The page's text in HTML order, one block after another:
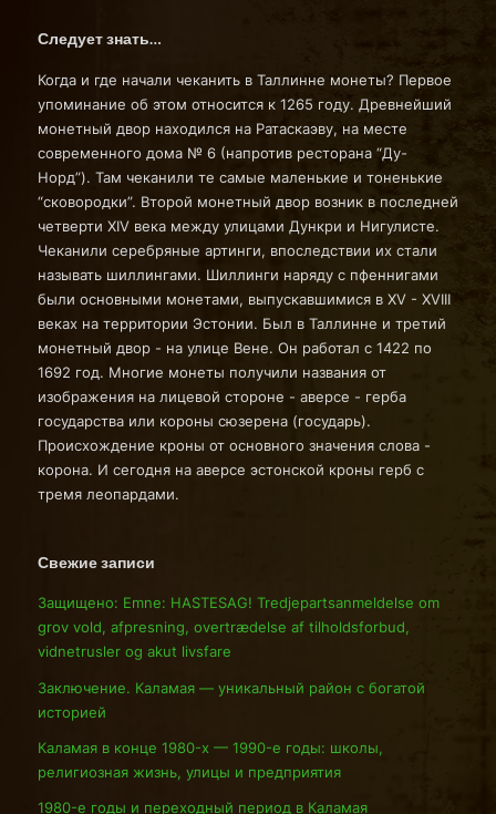
Следует знать…
Когда и где начали чеканить в Таллинне монеты? Первое
упоминание об этом относится к 1265 году. Древнейший
монетный двор находился на Ратаскаэву, на месте
современного дома № 6 (напротив ресторана “Ду-
Норд”). Там чеканили те самые маленькие и тоненькие
“сковородки”. Второй монетный двор возник в последней
четверти ХIV века между улицами Дункри и Нигулисте.
Чеканили серебряные артинги, впоследствии их стали
называть шиллингами. Шиллинги наряду с пфеннигами
были основными монетами, выпускавшимися в ХV - ХVIII
веках на территории Эстонии. Был в Таллинне и третий
монетный двор - на улице Вене. Он работал с 1422 по
1692 год. Многие монеты получили названия от
изображения на лицевой стороне - аверсе - герба
государства или короны сюзерена (государь).
Происхождение кроны от основного значения слова -
корона. И сегодня на аверсе эстонской кроны герб с
тремя леопардами.
Свежие записи
Защищено: Emne: HASTESAG! Tredjepartsanmeldelse om
grov vold, afpresning, overtrædelse af tilholdsforbud,
vidnetrusler og akut livsfare
Заключение. Каламая — уникальный район с богатой
историей
Каламая в конце 1980-х — 1990-е годы: школы,
религиозная жизнь, улицы и предприятия
1980-е годы и переходный период в Каламая